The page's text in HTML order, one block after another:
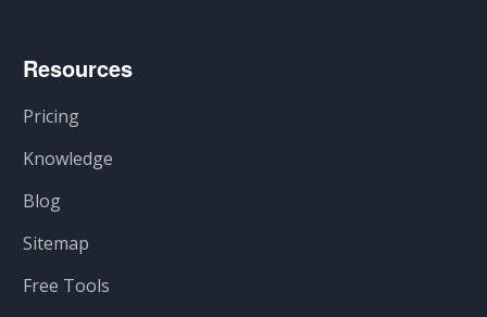
Resources
Pricing
Knowledge
Blog
Sitemap
Free Tools